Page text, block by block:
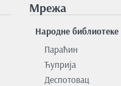
Мрежа
Народне библиотеке
Параћин
Ћуприја
Деспотовац